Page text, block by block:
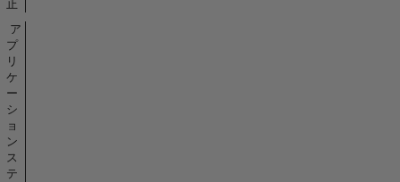
pdf.
-
I
use
latexcmd
to
export
the
results
止
ア
プ
リ
ケ
ー
シ
ョ
ン
ス
テ